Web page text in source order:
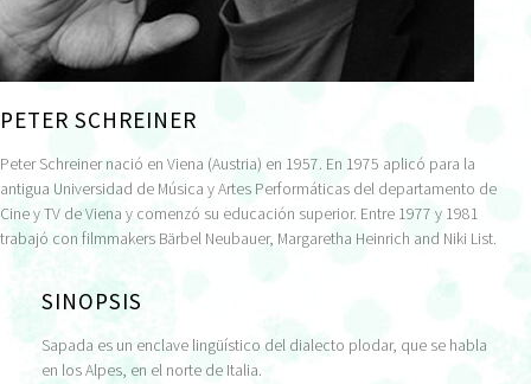
PETER SCHREINER
Peter Schreiner nació en Viena (Austria) en 1957. En 1975 aplicó para la
antigua Universidad de Música y Artes Performáticas del departamento de
Cine y TV de Viena y comenzó su educación superior. Entre 1977 y 1981
trabajó con filmmakers Bärbel Neubauer, Margaretha Heinrich and Niki List.
SINOPSIS
Sapada es un enclave lingüístico del dialecto plodar, que se habla
en los Alpes, en el norte de Italia.